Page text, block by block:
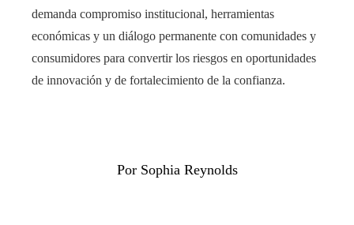
demanda compromiso institucional, herramientas
económicas y un diálogo permanente con comunidades y
consumidores para convertir los riesgos en oportunidades
de innovación y de fortalecimiento de la confianza.
Por Sophia Reynolds